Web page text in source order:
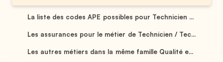
La liste des codes APE possibles pour Technicien ...
Les assurances pour le métier de Technicien / Tec...
Les autres métiers dans la même famille Qualité e...